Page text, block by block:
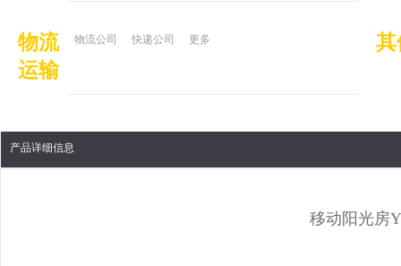
物流
运输
物流公司 快递公司 更多 其
产品详细信息
移动阳光房